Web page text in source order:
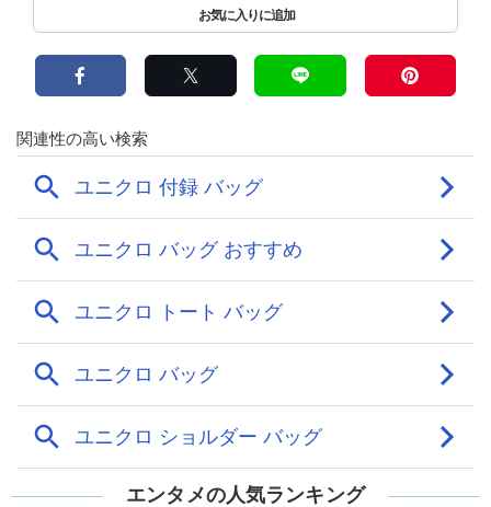
エンタメの人気ランキング